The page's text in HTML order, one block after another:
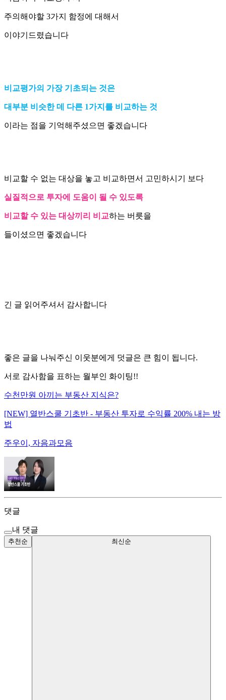
주의해야할 3가지 함정에 대해서
이야기드렸습니다
비교평가의 가장 기초되는 것은
대부분 비슷한 데 다른 1가지를 비교하는 것
이라는 점을 기억해주셨으면 좋겠습니다
비교할 수 없는 대상을 놓고 비교하면서 고민하시기 보다
실질적으로 투자에 도움이 될 수 있도록
비교할 수 있는 대상끼리 비교하는 버릇을
들이셨으면 좋겠습니다
긴 글 읽어주셔서 감사합니다
좋은 글을 나눠주신 이웃분에게 덧글은 큰 힘이 됩니다.
서로 감사함을 표하는 월부인 화이팅!!
수천만원 아끼는 부동산 지식은?
[NEW] 열반스쿨 기초반 - 부동산 투자로 수익률 200% 내는 방
법
주우이, 자음과모음
댓글
내 댓글
추천순 최신순